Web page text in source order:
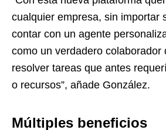
cualquier empresa, sin importar
contar con un agente
como un verdadero colaborador
resolver tareas que antes
o recursos”, añade González.
Múltiples beneficios